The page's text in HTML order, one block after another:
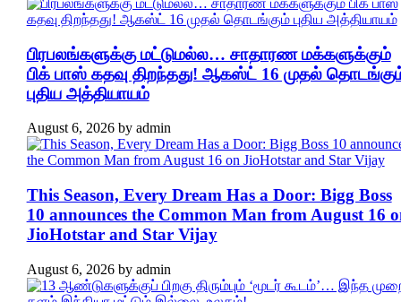
பிரபலங்களுக்கு மட்டுமல்ல… சாதாரண மக்களுக்கும்
பிக் பாஸ் கதவு திறந்தது! ஆகஸ்ட் 16 முதல்
புதிய அத்தியாயம்
August 6, 2026by admin
This Season, Every Dream Has a Door: Bigg Boss
10 announces the Common Man from August 16
JioHotstar and Star Vijay
August 6, 2026by admin